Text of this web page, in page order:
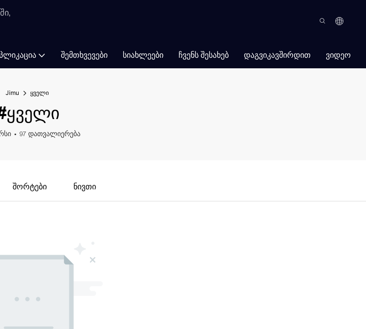
ᲨᲔᲛᲗᲮᲕᲔᲕᲔᲑᲘ ᲡᲘᲐᲮᲚᲔᲔᲑᲘ ᲩᲕᲔᲜᲡ ᲨᲔᲡᲐᲮᲔᲑ ᲓᲐᲒᲕᲘᲙᲐᲕᲨᲘᲠᲓᲘᲗ ᲕᲘᲓᲔᲝ
Jimu ყველი
97 დათვალიერება
Შორტები Ნივთი